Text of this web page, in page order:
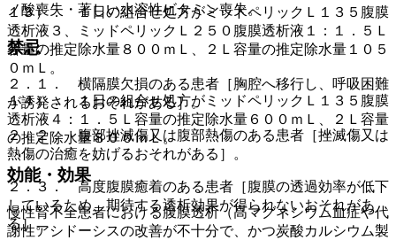
ノ酸喪失・著しい水溶性ビタミン喪失。
禁忌
２．１． 横隔膜欠損のある患者［胸腔へ移行し、呼吸困難
が誘発されるおそれがある］。
２．２． 腹部挫滅傷又は腹部熱傷のある患者［挫滅傷又は
熱傷の治癒を妨げるおそれがある］。
２．３． 高度腹膜癒着のある患者［腹膜の透過効率が低下
しているため、期待する透析効果が得られないおそれがあ
る］。
１３）． １日の組合せ処方がミッドペリックＬ１３５腹膜
透析液３、ミッドペリックＬ２５０腹膜透析液１：１．５Ｌ
容量の推定除水量８００ｍＬ、２Ｌ容量の推定除水量１０５
０ｍＬ。
１４）． １日の組合せ処方がミッドペリックＬ１３５腹膜
透析液４：１．５Ｌ容量の推定除水量６００ｍＬ、２Ｌ容量
の推定除水量８００ｍＬ。
効能・効果
慢性腎不全患者における腹膜透析（高マグネシウム血症や代
謝性アシドーシスの改善が不十分で、かつ炭酸カルシウム製